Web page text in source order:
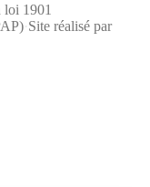
1901
·Site réalisé par